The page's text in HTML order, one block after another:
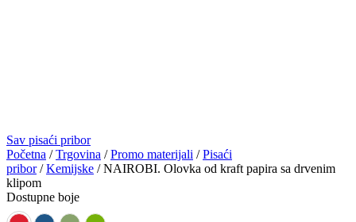
Sav pisaći pribor
Početna /Trgovina /Promo materijali /Pisaći
pribor/Kemijske / NAIROBI. Olovka od kraft papira sa drvenim
klipom
Dostupne boje